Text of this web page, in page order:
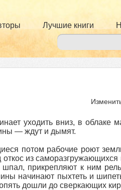
Лучшие книги
уходить вниз, в облаке
— ждут и дымят.
потом рабочие роют
из саморазгружающихся
прикрепляют к ним
начинают пыхтеть и
дошли до сверкающих